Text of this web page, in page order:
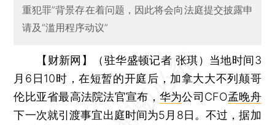
重犯罪”背景存在着问题，因此将会向法庭提交披露申
请及“滥用程序动议”
【财新网】（驻华盛顿记者 张琪） 当地时间3
月6日10时，在短暂的开庭后，加拿大大不列颠哥
伦比亚省最高法院法官宣布， 华为公司CFO孟晚舟
下一次就引渡事宜出庭时间为5月8日。不过，据加